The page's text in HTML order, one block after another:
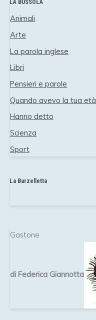
LA BUSSOLA
Animali
Arte
La parola inglese
Libri
Pensieri e parole
Quando avevo la tua età
Hanno detto
Scienza
Sport
La Barzelletta
Gastone
di Federica Giannotta